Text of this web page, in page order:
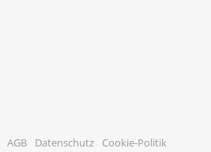
AGB Datenschutz Cookie-Politik